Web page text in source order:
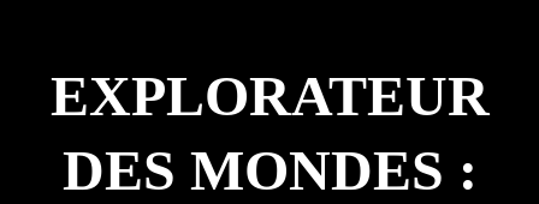
EXPLORATEUR
DES MONDES :